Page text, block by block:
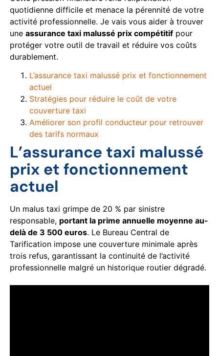
quotidienne difficile et menace la pérennité de votre
activité professionnelle. Je vais vous aider à trouver
une assurance taxi malussé prix compétitif pour
protéger votre outil de travail et réduire vos coûts
durablement.
L’assurance taxi malussé prix et fonctionnement
actuel
Stratégies pour réduire le coût de votre
couverture taxi
Améliorer son profil conducteur pour retrouver
des tarifs normaux
L’assurance taxi malussé
prix et fonctionnement
actuel
Un malus taxi grimpe de 20 % par sinistre
responsable, portant la prime annuelle moyenne au-
delà de 3 500 euros. Le Bureau Central de
Tarification impose une couverture minimale après
trois refus, garantissant la continuité de l’activité
professionnelle malgré un historique routier dégradé.